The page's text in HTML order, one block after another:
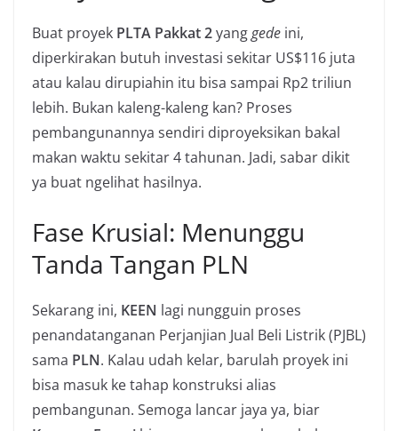
Buat proyek PLTA Pakkat 2yanggede ini,
diperkirakan butuh investasi sekitar US$116 juta
atau kalau dirupiahin itu bisa sampai Rp2 triliun
lebih. Bukan kaleng-kaleng kan? Proses
pembangunannya sendiri diproyeksikan bakal
makan waktu sekitar 4 tahunan. Jadi, sabar dikit
ya buat ngelihat hasilnya.
Fase Krusial: Menunggu
Tanda Tangan PLN
Sekarang ini, KEEN lagi nungguin proses
penandatanganan Perjanjian Jual Beli Listrik (PJBL)
sama PLN. Kalau udah kelar, barulah proyek ini
bisa masuk ke tahap konstruksi alias
pembangunan. Semoga lancar jaya ya, biar